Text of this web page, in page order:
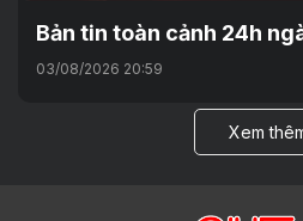
Bản tin toàn cảnh 24h
03/08/2026 20:59
Xem